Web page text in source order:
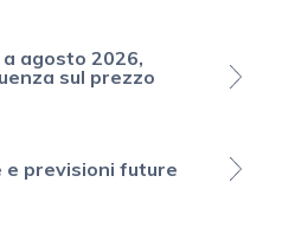
agosto 2026,
sul prezzo
e previsioni future